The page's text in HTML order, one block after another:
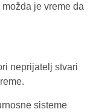
je vreme da
neprijatelj stvari
sisteme